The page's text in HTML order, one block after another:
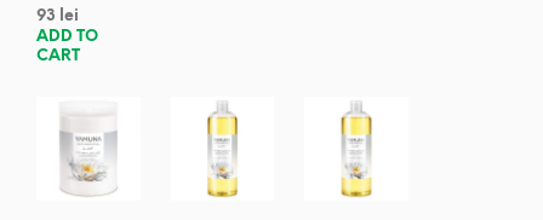
93
lei
ADD TO
CART